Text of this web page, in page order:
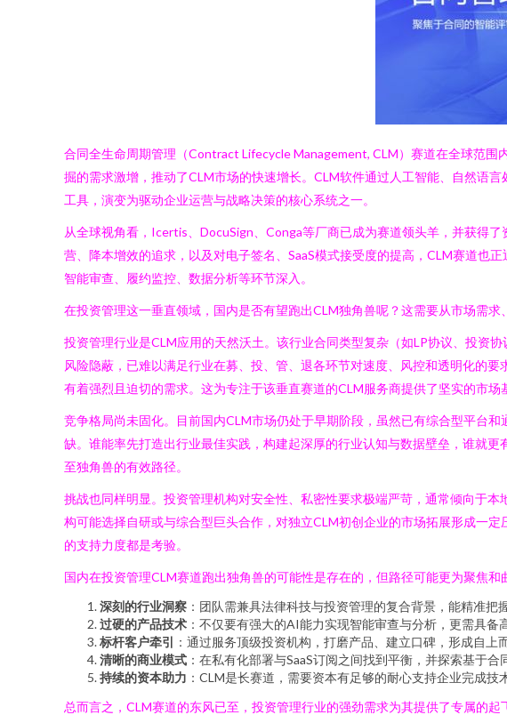
合同全生命周期管理（Contract Lifecycle Management, CLM）赛道在全球范
掘的需求激增，推动了CLM市场的快速增长。CLM软件通过人工智能、自然语
工具，演变为驱动企业运营与战略决策的核心系统之一。
从全球视角看，Icertis、DocuSign、Conga等厂商已成为赛道领头羊，并获得
营、降本增效的追求，以及对电子签名、SaaS模式接受度的提高，CLM赛道也
智能审查、履约监控、数据分析等环节深入。
在投资管理这一垂直领域，国内是否有望跑出CLM独角兽呢？这需要从市场需求
投资管理行业是CLM应用的天然沃土。该行业合同类型复杂（如LP协议、投资
风险隐蔽，已难以满足行业在募、投、管、退各环节对速度、风控和透明化的
有着强烈且迫切的需求。这为专注于该垂直赛道的CLM服务商提供了坚实的市场
竞争格局尚未固化。目前国内CLM市场仍处于早期阶段，虽然已有综合型平台
缺。谁能率先打造出行业最佳实践，构建起深厚的行业认知与数据壁垒，谁就
至独角兽的有效路径。
挑战也同样明显。投资管理机构对安全性、私密性要求极端严苛，通常倾向于
构可能选择自研或与综合型巨头合作，对独立CLM初创企业的市场拓展形成一
的支持力度都是考验。
国内在投资管理CLM赛道跑出独角兽的可能性是存在的，但路径可能更为聚焦
深刻的行业洞察 ：团队需兼具法律科技与投资管理的复合背景，能精准把
过硬的产品技术 ：不仅要有强大的AI能力实现智能审查与分析，更需具备
标杆客户牵引 ：通过服务顶级投资机构，打磨产品、建立口碑，形成自上
清晰的商业模式 ：在私有化部署与SaaS订阅之间找到平衡，并探索基于合
持续的资本助力 ：CLM是长赛道，需要资本有足够的耐心支持企业完成技
总而言之，CLM赛道的东风已至，投资管理行业的强劲需求为其提供了专属的